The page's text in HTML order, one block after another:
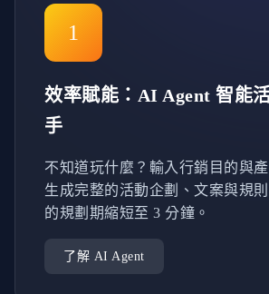
1
效率賦能：AI Agent 智能
手
不知道玩什麼？輸入行銷目的與
生成完整的活動企劃、文案與規
的規劃期縮短至 3 分鐘。
了解 AI Agent